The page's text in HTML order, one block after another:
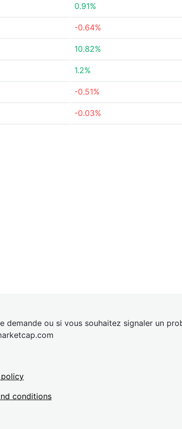
0.91%
-0.64%
10.82%
1.2%
-0.51%
-0.03%
demande ou si vous souhaitez signaler un
cap.com
conditions